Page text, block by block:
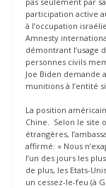
participation active
à l’occupation
Amnesty
démontrant l’usage
personnes civils
Joe Biden demande
munitions à l’entité
La position
Chine. Selon le site
étrangères,
affirmé: « Nous
l’un des jours les
de plus, les Etats-
un cessez-le-feu (à